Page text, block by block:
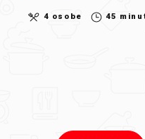
4 osobe 45